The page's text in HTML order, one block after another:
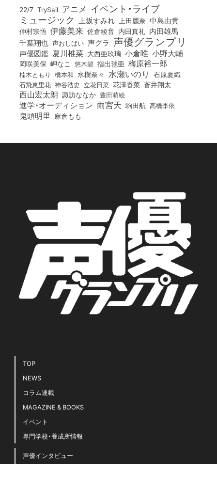
22/7 TrySail アニメ イベント・ライブ
ミュージック 上坂すみれ 上田麗奈 中島由貴
仲村宗悟 伊藤美来 佐倉綾音 内田真礼 内田雄馬
千葉翔也 声おしばい 声グラ 声優グランプリ
声優図鑑 夏川椎菜 大西亜玖璃 小倉唯 小野大輔
岡咲美保 岬なこ 悠木碧 指出毬亜 梅原裕一郎
楠木ともり 橋本和 水樹奈々 水瀬いのり 石原夏織
石飛恵里花 神谷浩史 立花日菜 花澤香菜 蒼井翔太
西山宏太朗 諏訪ななか 豊田萌絵
進学・オーディション 雨宮天 駒田航 高橋李依
鬼頭明里 麻倉もも
TOP
NEWS
コラム連載
MAGAZINE & BOOKS
イベント
専門学校・養成所情報
声優インタビュー